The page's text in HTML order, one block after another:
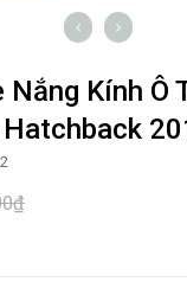
Nắng Kính Ô